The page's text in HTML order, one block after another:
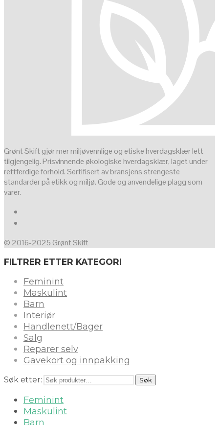
Grønt Skift gjør mer miljøvennlige og etiske hverdagsklær lett
tilgjengelig. Prisvinnende økologiske hverdagsklær, laget under
rettferdige forhold. Sertifisert av bransjens strengeste
standarder på etikk og miljø. Gode og anvendelige plagg som
varer.
© 2016-2025 Grønt Skift
FILTRER ETTER KATEGORI
Feminint
Maskulint
Barn
Interiør
Handlenett/Bager
Salg
Reparer selv
Gavekort og innpakking
Søk etter: Søk
Feminint
Maskulint
Barn